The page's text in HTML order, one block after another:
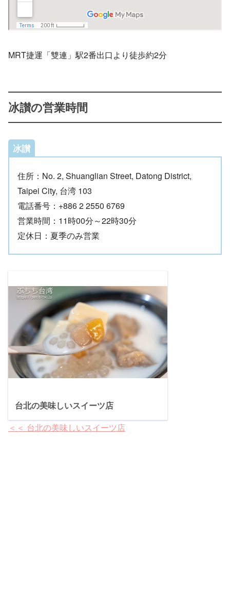
MRT捷運「雙連」駅2番出口より徒歩約2分
冰讃の営業時間
冰讃
住所：No. 2, Shuanglian Street, Datong District,
Taipei City, 台湾 103
電話番号：+886 2 2550 6769
営業時間：11時00分～22時30分
定休日：夏季のみ営業
台北の美味しいスイーツ店
＜＜ 台北の美味しいスイーツ店